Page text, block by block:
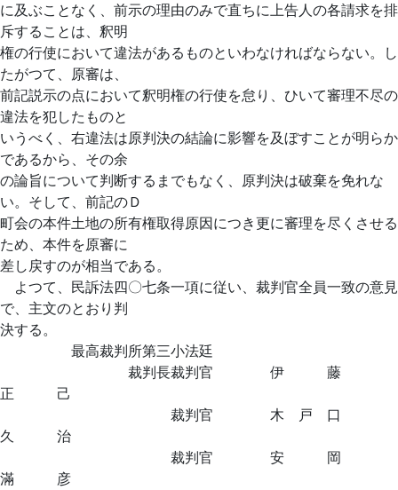
に及ぶことなく、前示の理由のみで直ちに上告人の各請求を排
斥することは、釈明
権の行使において違法があるものといわなければならない。し
たがつて、原審は、
前記説示の点において釈明権の行使を怠り、ひいて審理不尽の
違法を犯したものと
いうべく、右違法は原判決の結論に影響を及ぼすことが明らか
であるから、その余
の論旨について判断するまでもなく、原判決は破棄を免れな
い。そして、前記のＤ
町会の本件土地の所有権取得原因につき更に審理を尽くさせる
ため、本件を原審に
差し戻すのが相当である。
よつて、民訴法四〇七条一項に従い、裁判官全員一致の意見
で、主文のとおり判
決する。
最高裁判所第三小法廷
裁判長裁判官 伊 藤
正 己
裁判官 木 戸 口
久 治
裁判官 安 岡
滿 彦